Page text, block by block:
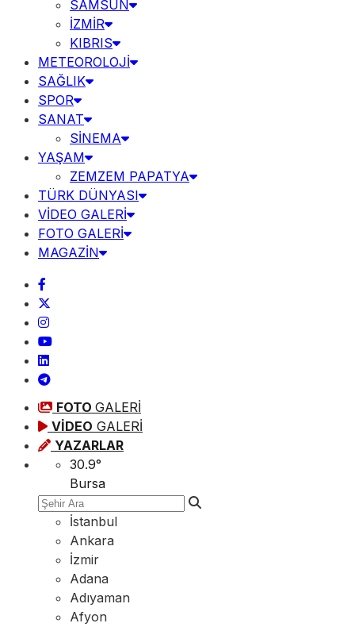
SAMSUN
İZMİR
KIBRIS
METEOROLOJİ
SAĞLIK
SPOR
SANAT
SİNEMA
YAŞAM
ZEMZEM PAPATYA
TÜRK DÜNYASI
VİDEO GALERİ
FOTO GALERİ
MAGAZİN
FOTO GALERİ
VİDEO GALERİ
YAZARLAR
30.9°
Bursa
İstanbul
Ankara
İzmir
Adana
Adıyaman
Afyon